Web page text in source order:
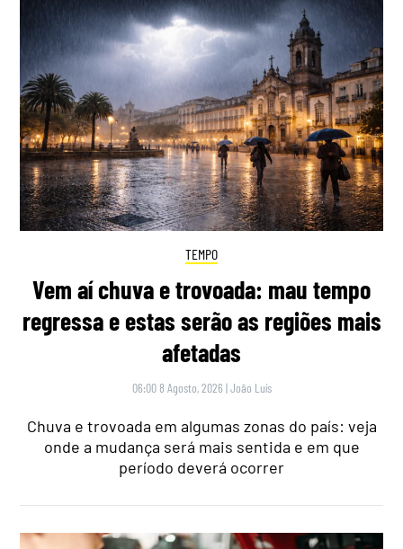
TEMPO
Vem aí chuva e trovoada: mau tempo
regressa e estas serão as regiões mais
afetadas
06:00 8 Agosto, 2026 |João Luís
Chuva e trovoada em algumas zonas do país: veja
onde a mudança será mais sentida e em que
período deverá ocorrer